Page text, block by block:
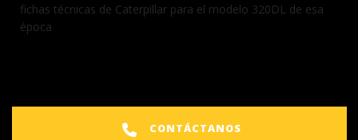
fichas técnicas de Caterpillar para el modelo 320DL de esa
época
CONTÁCTANOS